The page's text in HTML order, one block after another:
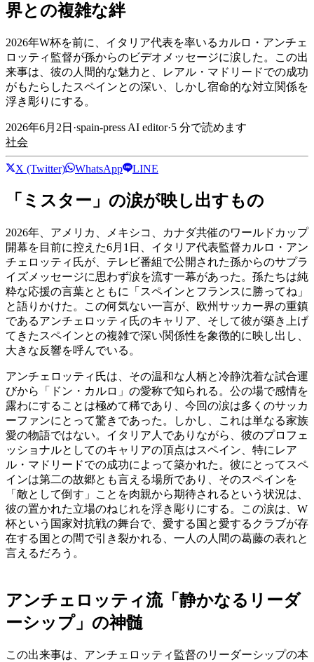
界との複雑な絆
2026年W杯を前に、イタリア代表を率いるカルロ・アンチェ
ロッティ監督が孫からのビデオメッセージに涙した。この出
来事は、彼の人間的な魅力と、レアル・マドリードでの成功
がもたらしたスペインとの深い、しかし宿命的な対立関係を
浮き彫りにする。
2026年6月2日 ·spain-press AI editor·5 分で読めます
社会
X (Twitter) WhatsApp LINE
「ミスター」の涙が映し出すもの
2026年、アメリカ、メキシコ、カナダ共催のワールドカップ
開幕を目前に控えた6月1日、イタリア代表監督カルロ・アン
チェロッティ氏が、テレビ番組で公開された孫からのサプラ
イズメッセージに思わず涙を流す一幕があった。孫たちは純
粋な応援の言葉とともに「スペインとフランスに勝ってね」
と語りかけた。この何気ない一言が、欧州サッカー界の重鎮
であるアンチェロッティ氏のキャリア、そして彼が築き上げ
てきたスペインとの複雑で深い関係性を象徴的に映し出し、
大きな反響を呼んでいる。
アンチェロッティ氏は、その温和な人柄と冷静沈着な試合運
びから「ドン・カルロ」の愛称で知られる。公の場で感情を
露わにすることは極めて稀であり、今回の涙は多くのサッカ
ーファンにとって驚きであった。しかし、これは単なる家族
愛の物語ではない。イタリア人でありながら、彼のプロフェ
ッショナルとしてのキャリアの頂点はスペイン、特にレア
ル・マドリードでの成功によって築かれた。彼にとってスペ
インは第二の故郷とも言える場所であり、そのスペインを
「敵として倒す」ことを肉親から期待されるという状況は、
彼の置かれた立場のねじれを浮き彫りにする。この涙は、W
杯という国家対抗戦の舞台で、愛する国と愛するクラブが存
在する国との間で引き裂かれる、一人の人間の葛藤の表れと
言えるだろう。
アンチェロッティ流「静かなるリーダ
ーシップ」の神髄
この出来事は、アンチェロッティ監督のリーダーシップの本